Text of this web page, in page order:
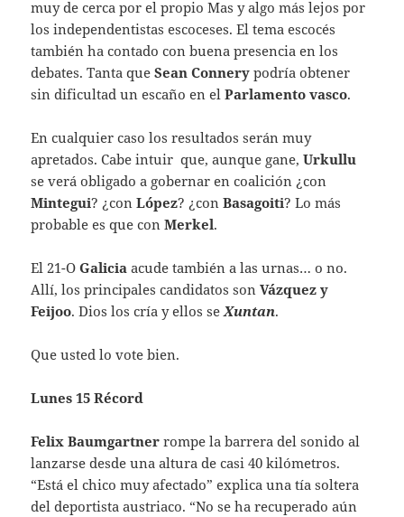
muy de cerca por el propio Mas y algo más lejos por
los independentistas escoceses. El tema escocés
también ha contado con buena presencia en los
debates. Tanta queSean Connery podría obtener
sin dificultad un escaño en elParlamento vasco.
En cualquier caso los resultados serán muy
apretados. Cabe intuir que, aunque gane,Urkullu
se verá obligado a gobernar en coalición ¿con
Mintegui? ¿conLópez? ¿conBasagoiti? Lo más
probable es que conMerkel.
El 21-OGalicia acude también a las urnas… o no.
Allí, los principales candidatos sonVázquez y
Feijoo. Dios los cría y ellos seXuntan.
Que usted lo vote bien.
Lunes 15 Récord
Felix Baumgartner rompe la barrera del sonido al
lanzarse desde una altura de casi 40 kilómetros.
“Está el chico muy afectado” explica una tía soltera
del deportista austriaco. “No se ha recuperado aún